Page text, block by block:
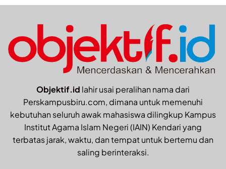
Objektif.id lahir usai peralihan nama dari
Perskampusbiru.com, dimana untuk memenuhi
kebutuhan seluruh awak mahasiswa dilingkup Kampus
Institut Agama Islam Negeri (IAIN) Kendari yang
terbatas jarak, waktu, dan tempat untuk bertemu dan
saling berinteraksi.